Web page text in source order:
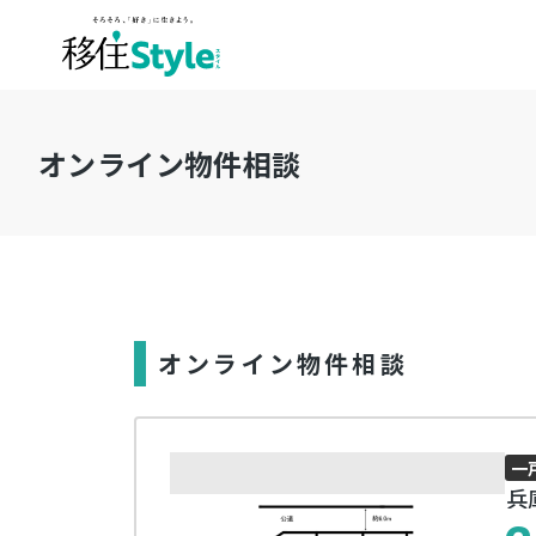
オンライン物件相談
オンライン物件相談
一
兵